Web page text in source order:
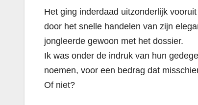
Het ging inderdaad uitzonderlijk
door het snelle handelen van zijn
jongleerde gewoon met het dossier.
Ik was onder de indruk van hun
noemen, voor een bedrag dat
Of niet?